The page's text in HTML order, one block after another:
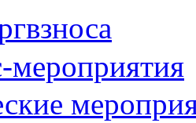
мероприятия